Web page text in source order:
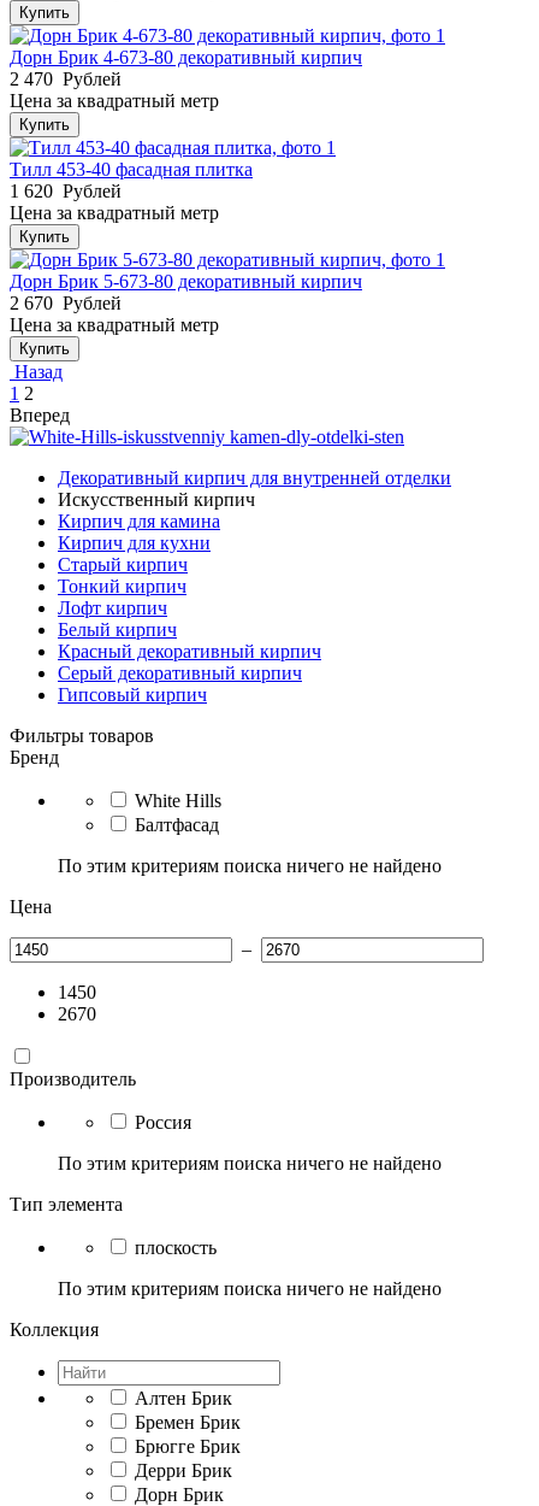
Купить
Дорн Брик 4-673-80 декоративный кирпич
2 470 Рублей
Цена за квадратный метр
Купить
Тилл 453-40 фасадная плитка
1 620 Рублей
Цена за квадратный метр
Купить
Дорн Брик 5-673-80 декоративный кирпич
2 670 Рублей
Цена за квадратный метр
Купить
Назад
1 2
Вперед
Декоративный кирпич для внутренней отделки
Искусственный кирпич
Кирпич для камина
Кирпич для кухни
Старый кирпич
Тонкий кирпич
Лофт кирпич
Белый кирпич
Красный декоративный кирпич
Серый декоративный кирпич
Гипсовый кирпич
Фильтры товаров
Бренд
White Hills
Балтфасад
По этим критериям поиска ничего не найдено
Цена
–
1450
2670
Производитель
Россия
По этим критериям поиска ничего не найдено
Тип элемента
плоскость
По этим критериям поиска ничего не найдено
Коллекция
Алтен Брик
Бремен Брик
Брюгге Брик
Дерри Брик
Дорн Брик